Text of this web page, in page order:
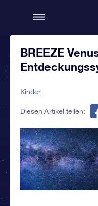
BREEZE
Kinder
Diesen Artikel teilen: